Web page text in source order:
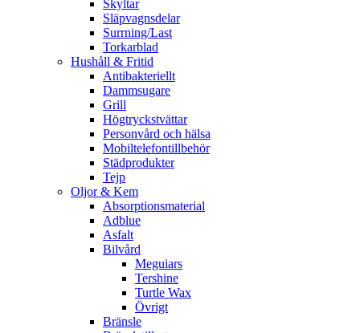
Skyltar
Släpvagnsdelar
Surrning/Last
Torkarblad
Hushåll & Fritid
Antibakteriellt​
Dammsugare
Grill
Högtryckstvättar
Personvård och hälsa
Mobiltelefontillbehör
Städprodukter
Tejp
Oljor & Kem
Absorptionsmaterial
Adblue
Asfalt
Bilvård
Meguiars
Tershine
Turtle Wax
Övrigt
Bränsle